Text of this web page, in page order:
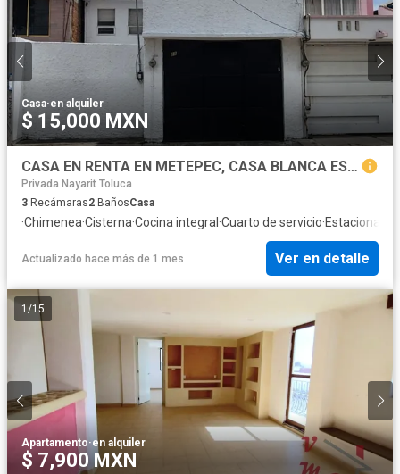
Casa·en alquiler
$ 15,000 MXN
CASA EN RENTA EN METEPEC, CASA BLANCA ESTADO DE MEXICO
Privada Nayarit Toluca
3 Recámaras2 BañosCasa
·Chimenea·Cisterna·Cocina integral ·Cuarto de servicio·
Actualizado hace más de 1 mes Ver en detalle
1 /15
Apartamento·en alquiler
$ 7,900 MXN